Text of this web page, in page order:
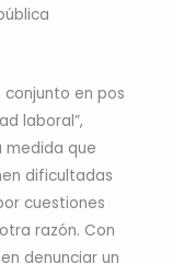
conjunto en pos
laboral”,
medida que
dificultadas
cuestiones
razón. Con
denunciar un